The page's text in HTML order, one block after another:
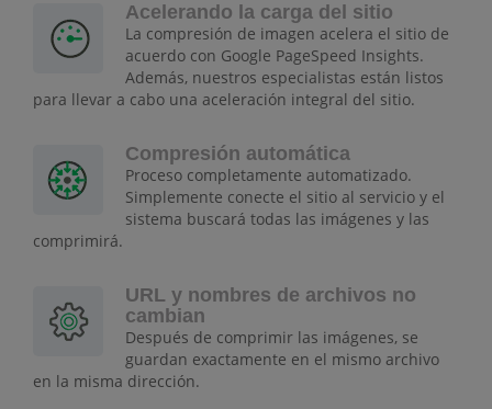
Acelerando la carga del sitio
La compresión de imagen acelera el sitio de
acuerdo con Google PageSpeed Insights.
Además, nuestros especialistas están listos
para llevar a cabo una aceleración integral del sitio.
Compresión automática
Proceso completamente automatizado.
Simplemente conecte el sitio al servicio y el
sistema buscará todas las imágenes y las
comprimirá.
URL y nombres de archivos no
cambian
Después de comprimir las imágenes, se
guardan exactamente en el mismo archivo
en la misma dirección.